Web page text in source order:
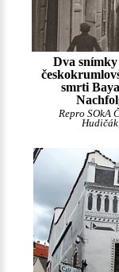
Dva snímky
smrti
Repro SOkA